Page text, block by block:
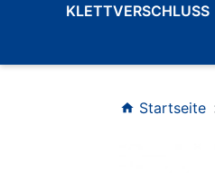
KLETTVERSCHLUSS
home Startseite